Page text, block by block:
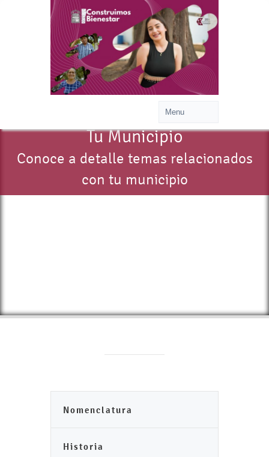
Tu Municipio
Conoce a detalle temas relacionados
con tu municipio
Nomenclatura
Historia